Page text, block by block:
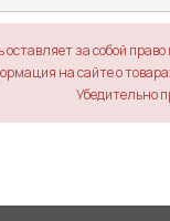
оставляет за собой
на сайте о
Убедительно